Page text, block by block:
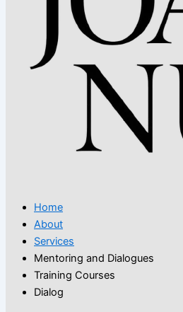
Home
About
Services
Mentoring and Dialogues
Training Courses
Dialog